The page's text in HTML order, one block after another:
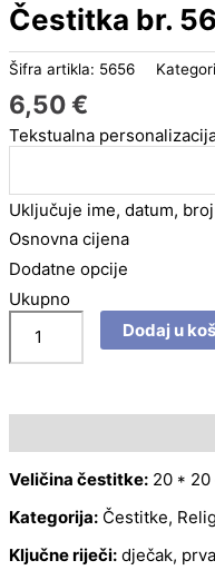
Čestitka br.
Šifra artikla: 5656
6,50€
Tekstualna
Uključuje ime, datum,
Osnovna cijena
Dodatne opcije
Ukupno
Dodaj u
Veličina čestitke: 20 * 20
Kategorija: Čestitke,
Ključne riječi: dječak,